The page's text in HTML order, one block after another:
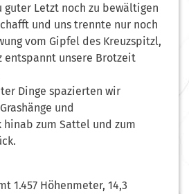
Letzt noch zu bewältigen
und uns trennte nur noch
vom Gipfel des Kreuzspitzl,
entspannt unsere Brotzeit
Dinge spazierten wir
und
hinab zum Sattel und zum
1.457 Höhenmeter, 14,3